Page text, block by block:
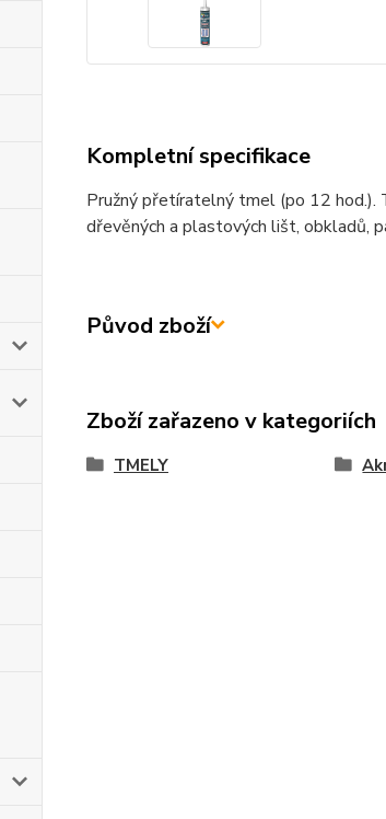
Kompletní specifikace
Pružný přetíratelný tmel (po 12 hod.).
dřevěných a plastových lišt, obkladů,
Původ zboží
Zboží zařazeno v kategoriích
TMELY